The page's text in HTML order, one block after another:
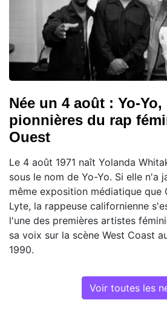
Née un 4 août : Yo-
pionnières du rap
Ouest
Le 4 août 1971 naît Yolanda
sous le nom de Yo-Yo. Si elle n'a
même exposition médiatique que
Lyte, la rappeuse californienne
l'une des premières artistes
sa voix sur la scène West Coast
1990.
Voir toutes les